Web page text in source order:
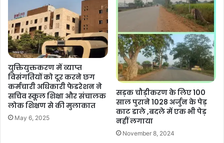
युक्तियुक्तकरण में व्याप्त
विसंगतियों को दूर करने छग
कर्मचारी अधिकारी फेडरेशन ने
सचिव स्कूल शिक्षा और संचालक
लोक शिक्षण से की मुलाकात
May 6, 2025
सड़क चौड़ीकरण के लिए 100
साल पुराने 1028 अर्जुन के पेड़
काट डाले ,बदले में एक भी पेड़
नहीं लगाया
November 8, 2024